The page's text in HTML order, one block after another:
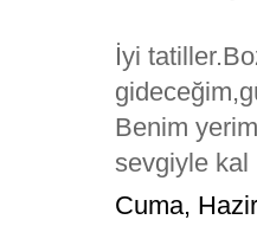
İyi
Benim
sevgiyle kal
Cuma,